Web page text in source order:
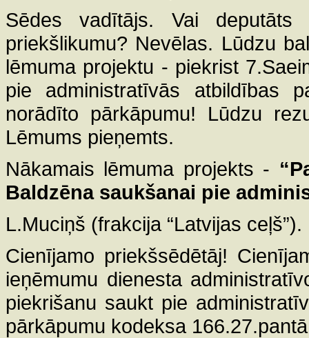
Sēdes vadītājs. Vai
priekšlikumu? Nevēlas. Lūdzu
lēmuma projektu - piekrist
pie administratīvās atbildības
norādīto pārkāpumu! Lūdzu
Lēmums pieņemts.
Nākamais lēmuma projekts -
Baldzēna saukšanai pie
L.Muciņš (frakcija “Latvijas ceļš”).
Cienījamo priekšsēdētāj!
ieņēmumu dienesta
piekrišanu saukt pie
pārkāpumu kodeksa